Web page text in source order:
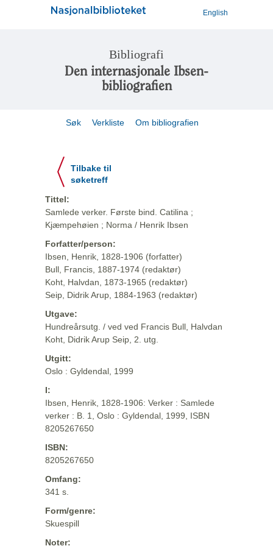
English
Bibliografi
Den internasjonale Ibsen-
bibliografien
Søk Verkliste Om bibliografien
Tilbake til
søketreff
Tittel:
Samlede verker. Første bind. Catilina ;
Kjæmpehøien ; Norma / Henrik Ibsen
Forfatter/person:
Ibsen, Henrik, 1828-1906 (forfatter)
Bull, Francis, 1887-1974 (redaktør)
Koht, Halvdan, 1873-1965 (redaktør)
Seip, Didrik Arup, 1884-1963 (redaktør)
Utgave:
Hundreårsutg. / ved ved Francis Bull, Halvdan
Koht, Didrik Arup Seip, 2. utg.
Utgitt:
Oslo : Gyldendal, 1999
I:
Ibsen, Henrik, 1828-1906: Verker : Samlede
verker : B. 1, Oslo : Gyldendal, 1999, ISBN
8205267650
ISBN:
8205267650
Omfang:
341 s.
Form/genre:
Skuespill
Noter: